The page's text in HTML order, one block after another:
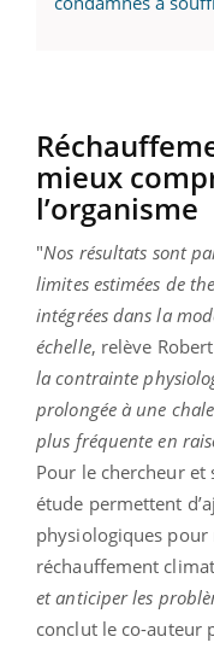
mieux
l’organisme
"Nos résultats sont
limites estimées de
intégrées dans la
échelle, relève
la contrainte
prolongée à une
plus fréquente en
Pour le chercheur et
étude permettent
physiologiques
réchauffement
et anticiper les
conclut le co-auteur